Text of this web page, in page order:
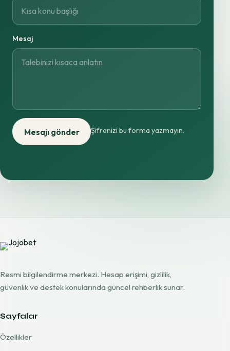
Mesaj
Mesajı gönder Şifrenizi bu forma yazmayın.
Resmi bilgilendirme merkezi. Hesap erişimi, gizlilik,
güvenlik ve destek konularında güncel rehberlik sunar.
Sayfalar
Özellikler